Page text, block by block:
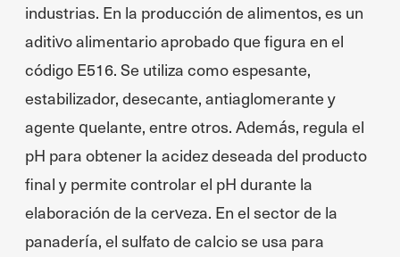
industrias. En la producción de alimentos, es un
aditivo alimentario aprobado que figura en el
código E516. Se utiliza como espesante,
estabilizador, desecante, antiaglomerante y
agente quelante, entre otros. Además, regula el
pH para obtener la acidez deseada del producto
final y permite controlar el pH durante la
elaboración de la cerveza. En el sector de la
panadería, el sulfato de calcio se usa para